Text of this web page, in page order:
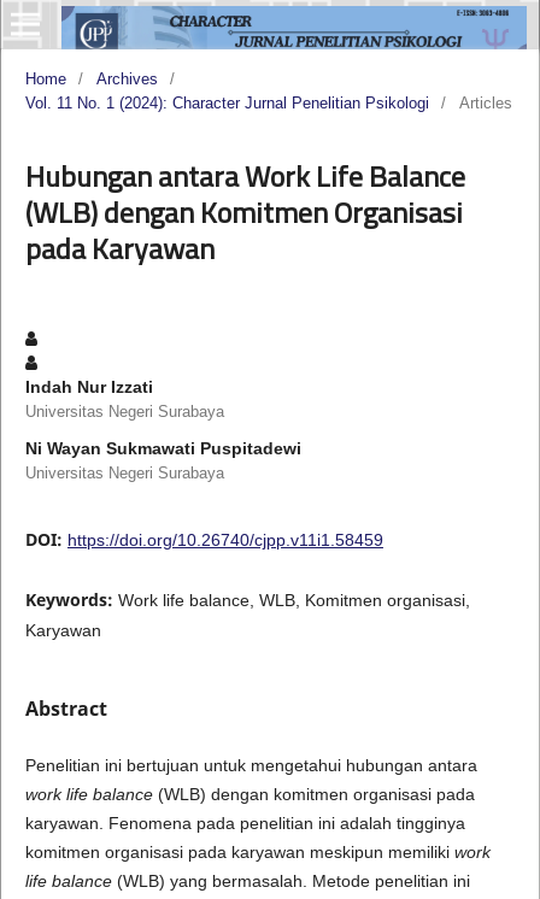
Home / Archives
/
Vol. 11 No. 1 (2024): Character Jurnal Penelitian Psikologi
/ Articles
Hubungan antara Work Life Balance
(WLB) dengan Komitmen Organisasi
pada Karyawan
Indah Nur Izzati
Universitas Negeri Surabaya
Ni Wayan Sukmawati Puspitadewi
Universitas Negeri Surabaya
DOI: https://doi.org/10.26740/cjpp.v11i1.58459
Keywords: Work life balance, WLB, Komitmen organisasi,
Karyawan
Abstract
Penelitian ini bertujuan untuk mengetahui hubungan antara
work life balance (WLB) dengan komitmen organisasi pada
karyawan. Fenomena pada penelitian ini adalah tingginya
komitmen organisasi pada karyawan meskipun memiliki work
life balance (WLB) yang bermasalah. Metode penelitian ini